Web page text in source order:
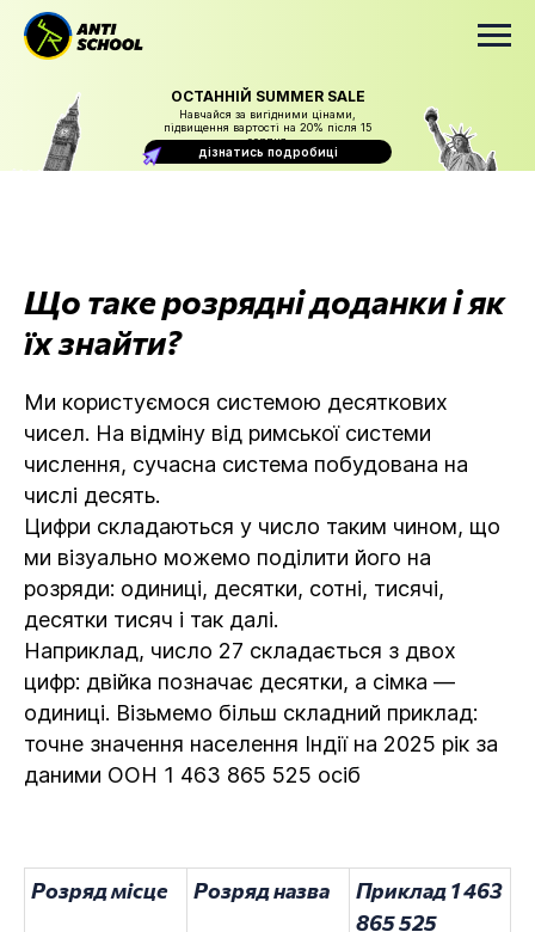
ОСТАННІЙ SUMMER SALE
дізнатись подробиці
Навчайся за вигідними цінами,
підвищення вартості на 20% після 15
серпня
Що таке розрядні доданки і як
їх знайти?
Ми користуємося системою десяткових
чисел. На відміну від римської системи
числення, сучасна система побудована на
числі десять.
Цифри складаються у число таким чином, що
ми візуально можемо поділити його на
розряди: одиниці, десятки, сотні, тисячі,
десятки тисяч і так далі.
Наприклад, число 27 складається з двох
цифр: двійка позначає десятки, а сімка —
одиниці. Візьмемо більш складний приклад:
точне значення населення Індії на 2025 рік за
даними ООН 1 463 865 525 осіб
Розряд місце Розряд назва
Приклад 1 463
865 525